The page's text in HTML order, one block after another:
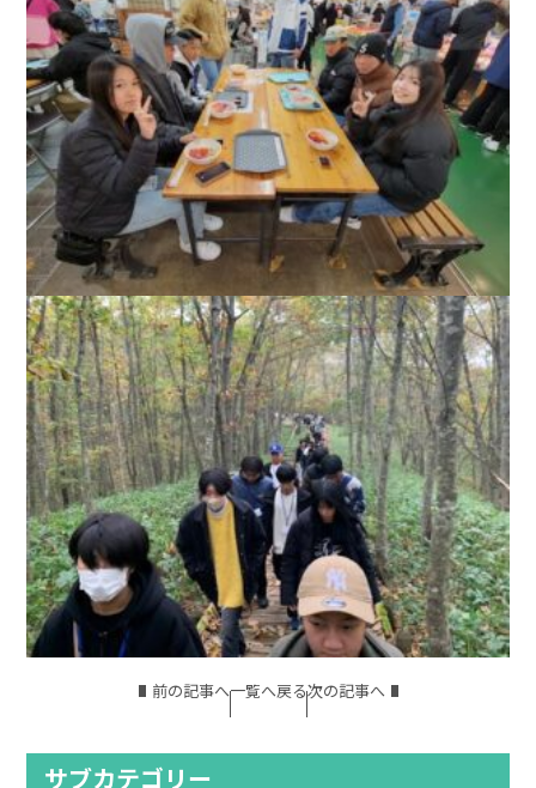
前の記事へ一覧へ戻る次の記事へ
サブカテゴリー